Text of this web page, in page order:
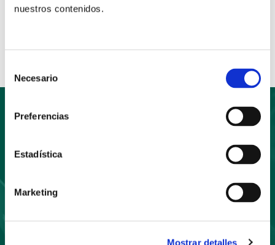
nuestros contenidos.
Necesario
Preferencias
Estadística
Marketing
Mostrar detalles
a nuestro boletín